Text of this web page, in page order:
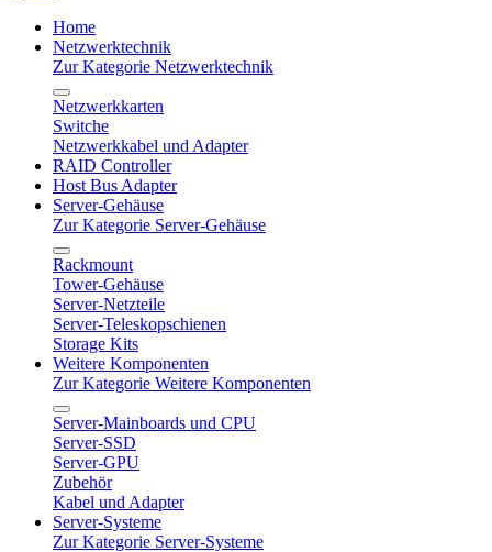
Home
Netzwerktechnik
Zur Kategorie Netzwerktechnik
Netzwerkkarten
Switche
Netzwerkkabel und Adapter
RAID Controller
Host Bus Adapter
Server-Gehäuse
Zur Kategorie Server-Gehäuse
Rackmount
Tower-Gehäuse
Server-Netzteile
Server-Teleskopschienen
Storage Kits
Weitere Komponenten
Zur Kategorie Weitere Komponenten
Server-Mainboards und CPU
Server-SSD
Server-GPU
Zubehör
Kabel und Adapter
Server-Systeme
Zur Kategorie Server-Systeme